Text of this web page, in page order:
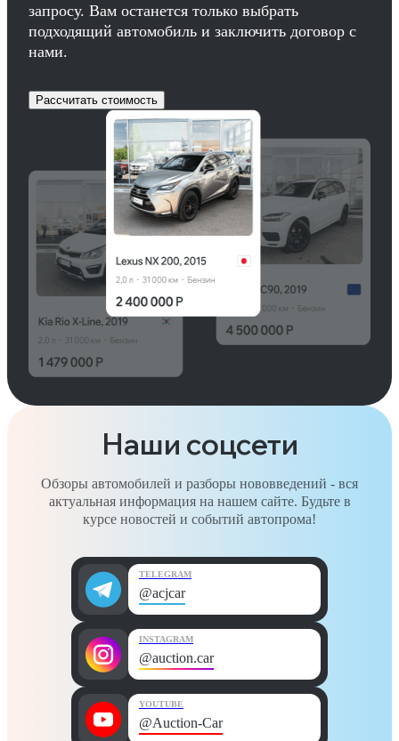
запросу. Вам останется только выбрать
подходящий автомобиль и заключить договор с
нами.
Рассчитать стоимость
Наши соцсети
Обзоры автомобилей и разборы нововведений - вся
актуальная информация на нашем сайте. Будьте в
курсе новостей и событий автопрома!
TELEGRAM
@acjcar
INSTAGRAM
@auction.car
YOUTUBE
@Auction-Car